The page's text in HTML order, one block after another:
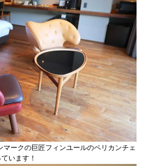
ークの巨匠フィンユールのペリカンチェ
います！